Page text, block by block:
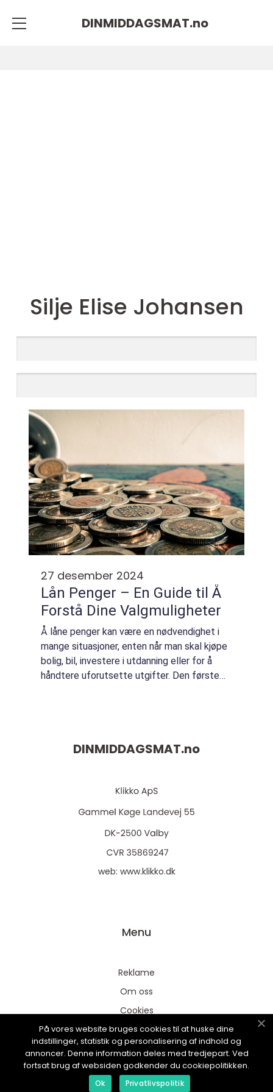
DINMIDDAGSMAT.no
Silje Elise Johansen
27 desember 2024
Lån Penger – En Guide til Å
Forstå Dine Valgmuligheter
Å låne penger kan være en nødvendighet i
mange situasjoner, enten når man skal kjøpe
bolig, bil, investere i utdanning eller for å
håndtere uforutsette utgifter. Den første
DINMIDDAGSMAT.no
web: www.klikko.dk
Menu
Reklame
Om oss
Cookies
Kontakt Oss
Sitemap
På vores website bruges cookies til at huske dine
indstillinger, statistik og personalisering af indhold og
annoncer. Denne information deles med tredjepart. Ved
fortsat brug af websiden godkender du cookiepolitikken.
Ok Privatlivspolitik